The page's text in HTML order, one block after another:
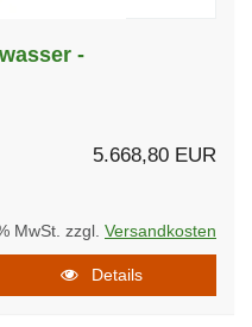
-
5.668,80 EUR
MwSt. zzgl. Versandkosten
Details